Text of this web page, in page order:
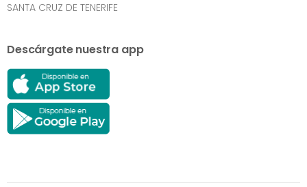
SANTA CRUZ DE TENERIFE
Descárgate nuestra app